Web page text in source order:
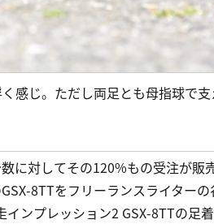
感じ。ただし両足とも母指球で
に対してその120%もの受注が販
8TTをフリーランスライター
ンプレッション2 GSX-8TTの足